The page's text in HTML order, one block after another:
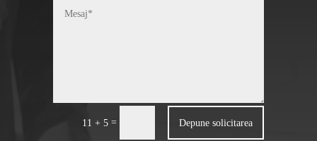
11 + 5 = Depune solicitarea